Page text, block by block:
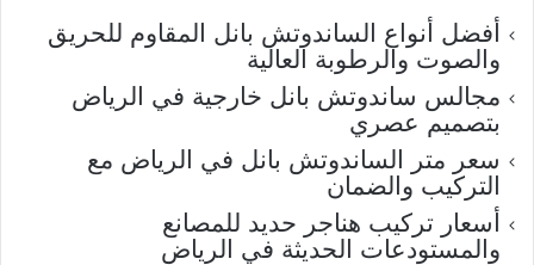
أفضل أنواع الساندوتش بانل المقاوم للحريق
والصوت والرطوبة العالية
مجالس ساندوتش بانل خارجية في الرياض
بتصميم عصري
سعر متر الساندوتش بانل في الرياض مع
التركيب والضمان
أسعار تركيب هناجر حديد للمصانع
والمستودعات الحديثة في الرياض